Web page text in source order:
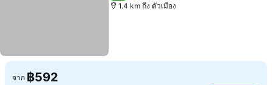
1.4 km ถึง ตัวเมือง
จาก ฿592